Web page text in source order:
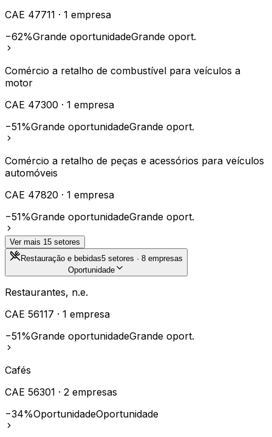
CAE 47711 · 1 empresa
−62%Grande oportunidadeGrande oport.
Comércio a retalho de combustível para veículos a
motor
CAE 47300 · 1 empresa
−51%Grande oportunidadeGrande oport.
Comércio a retalho de peças e acessórios para veículos
automóveis
CAE 47820 · 1 empresa
−51%Grande oportunidadeGrande oport.
Ver mais 15 setores
Restauração e bebidas5 setores · 8 empresas
Oportunidade
Restaurantes, n.e.
CAE 56117 · 1 empresa
−51%Grande oportunidadeGrande oport.
Cafés
CAE 56301 · 2 empresas
−34%OportunidadeOportunidade